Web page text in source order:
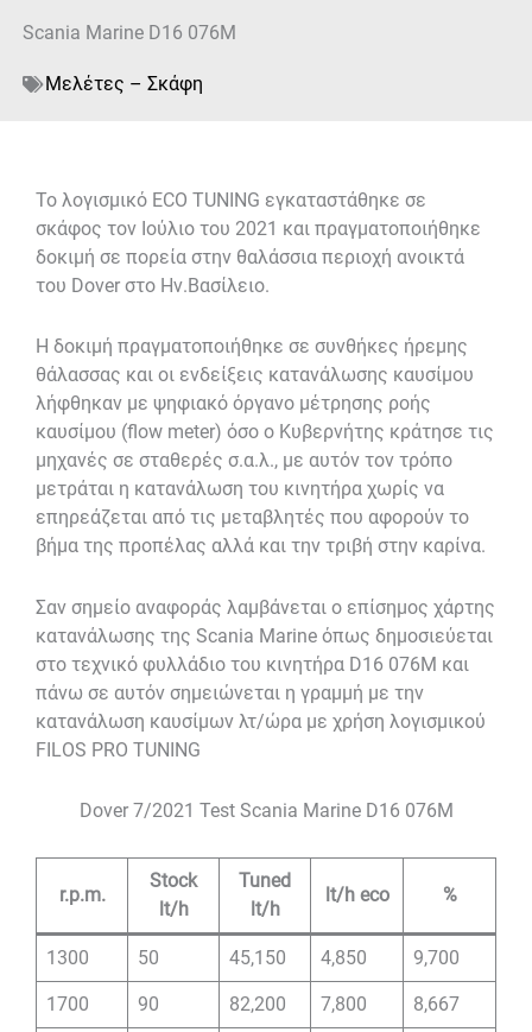
Scania Marine D16 076M
Μελέτες – Σκάφη
Το λογισμικό ECO TUNING εγκαταστάθηκε σε
σκάφος τον Ιούλιο του 2021 και πραγματοποιήθηκε
δοκιμή σε πορεία στην θαλάσσια περιοχή ανοικτά
του Dover στο Ην.Βασίλειο.
Η δοκιμή πραγματοποιήθηκε σε συνθήκες ήρεμης
θάλασσας και οι ενδείξεις κατανάλωσης καυσίμου
λήφθηκαν με ψηφιακό όργανο μέτρησης ροής
καυσίμου (flow meter) όσο ο Κυβερνήτης κράτησε τις
μηχανές σε σταθερές σ.α.λ., με αυτόν τον τρόπο
μετράται η κατανάλωση του κινητήρα χωρίς να
επηρεάζεται από τις μεταβλητές που αφορούν το
βήμα της προπέλας αλλά και την τριβή στην καρίνα.
Σαν σημείο αναφοράς λαμβάνεται ο επίσημος χάρτης
κατανάλωσης της Scania Marine όπως δημοσιεύεται
στο τεχνικό φυλλάδιο του κινητήρα D16 076M και
πάνω σε αυτόν σημειώνεται η γραμμή με την
κατανάλωση καυσίμων λτ/ώρα με χρήση λογισμικού
FILOS PRO TUNING
Dover 7/2021 Test Scania Marine D16 076M
r.p.m.
Stock
lt/h
Tuned
lt/h
lt/h eco %
1300 50 45,150 4,850 9,700
1700 90 82,200 7,800 8,667